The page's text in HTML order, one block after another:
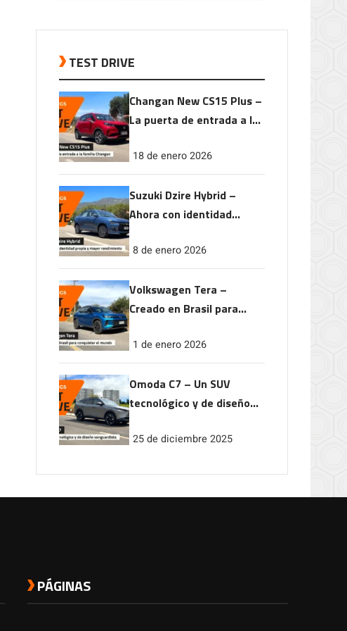
TEST DRIVE
Changan New CS15 Plus –
La puerta de entrada a la
18 de enero 2026
Suzuki Dzire Hybrid –
Ahora con identidad
rendimiento
8 de enero 2026
Volkswagen Tera –
Creado en Brasil para
1 de enero 2026
Omoda C7 – Un SUV
tecnológico y de diseño
25 de diciembre 2025
PÁGINAS